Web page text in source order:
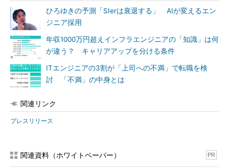
ひろゆきの予測「SIerは衰退する」 AIが変えるエン
ジニア採用
年収1000万円超えインフラエンジニアの「知識」は何
が違う？ キャリアアップを分ける条件
ITエンジニアの3割が「上司への不満」で転職を検
討 「不満」の中身とは
関連リンク
プレスリリース
関連資料（ホワイトペーパー） PR